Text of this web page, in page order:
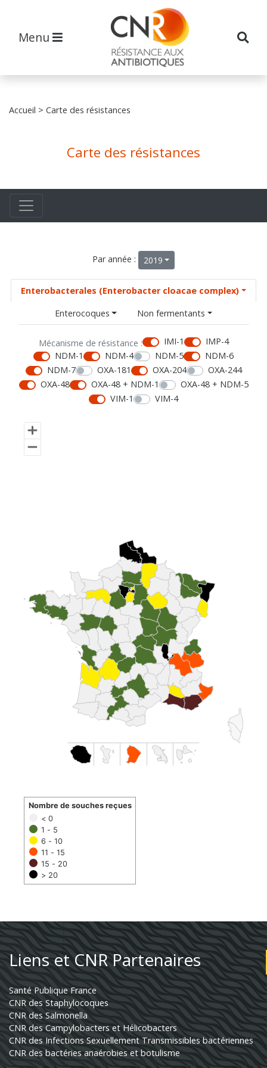
Menu
Accueil > Carte des résistances
Carte des résistances
Par année : 2019
Enterobacterales (Enterobacter cloacae complex)
Enterocoques
Non fermentants
Mécanisme de résistance : IMI-1
IMP-4
NDM-1
NDM-4 NDM-5
NDM-6
NDM-7
OXA-181 OXA-204
OXA-244
OXA-48
OXA-48 + NDM-1
OXA-48 + NDM-5
VIM-1
VIM-4
< 0
1 - 5
6 - 10
11 - 15
15 - 20
> 20
Nombre de souches reçues
Liens et CNR Partenaires
Santé Publique France
CNR des Staphylocoques
CNR des Salmonella
CNR des Campylobacters et Hélicobacters
CNR des Infections Sexuellement Transmissibles bactériennes
CNR des bactéries anaérobies et botulisme